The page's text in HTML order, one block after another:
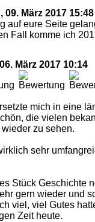
09. März 2017 15:48
auf eure Seite
Fall komme ich
März 2017 10:14
mich in eine
die vielen
zu sehen.
sehr
Stück Geschichte
gern wieder und
viel, viel Gutes
Zeit heute.